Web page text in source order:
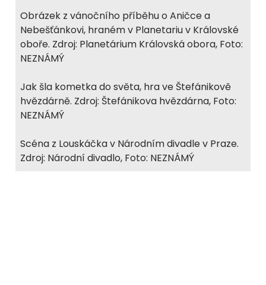
Obrázek z vánočního příběhu o Aničce a
Nebešťánkovi, hraném v Planetariu v Královské
oboře. Zdroj: Planetárium Královská obora, Foto:
NEZNÁMÝ
Jak šla kometka do světa, hra ve Štefánikově
hvězdárně. Zdroj: Štefánikova hvězdárna, Foto:
NEZNÁMÝ
Scéna z Louskáčka v Národním divadle v Praze.
Zdroj: Národní divadlo, Foto: NEZNÁMÝ